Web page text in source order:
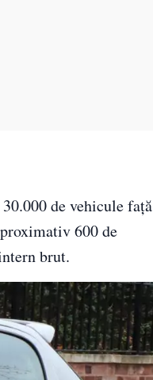
de vehicule față
600 de
brut.